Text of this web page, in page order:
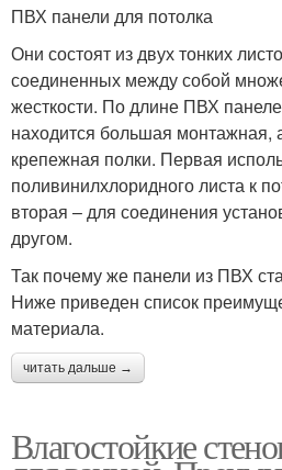
ПВХ панели для потолка
Они состоят из двух тонких
соединенных между собой
жесткости. По длине ПВХ
находится большая монтажная,
крепежная полки. Первая
поливинилхлоридного листа к
вторая – для соединения
другом.
Так почему же панели из ПВХ
Ниже приведен список
материала.
читать дальше →
Влагостойкие